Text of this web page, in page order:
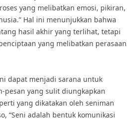
yang melibatkan emosi, pikiran,
Hal ini menunjukkan bahwa
hasil akhir yang terlihat, tetapi
yang melibatkan perasaan
dapat menjadi sarana untuk
pesan yang sulit diungkapkan
yang dikatakan oleh seniman
“Seni adalah bentuk komunikasi